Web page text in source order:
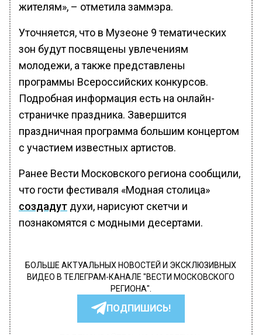
жителям», – отметила заммэра.
Уточняется, что в Музеоне 9 тематических
зон будут посвящены увлечениям
молодежи, а также представлены
программы Всероссийских конкурсов.
Подробная информация есть на онлайн-
страничке праздника. Завершится
праздничная программа большим концертом
с участием известных артистов.
Ранее Вести Московского региона сообщили,
что гости фестиваля «Модная столица»
создадут духи, нарисуют скетчи и
познакомятся с модными десертами.
БОЛЬШЕ АКТУАЛЬНЫХ НОВОСТЕЙ И ЭКСКЛЮЗИВНЫХ
ВИДЕО В ТЕЛЕГРАМ-КАНАЛЕ "ВЕСТИ МОСКОВСКОГО
РЕГИОНА".
ПОДПИШИСЬ!